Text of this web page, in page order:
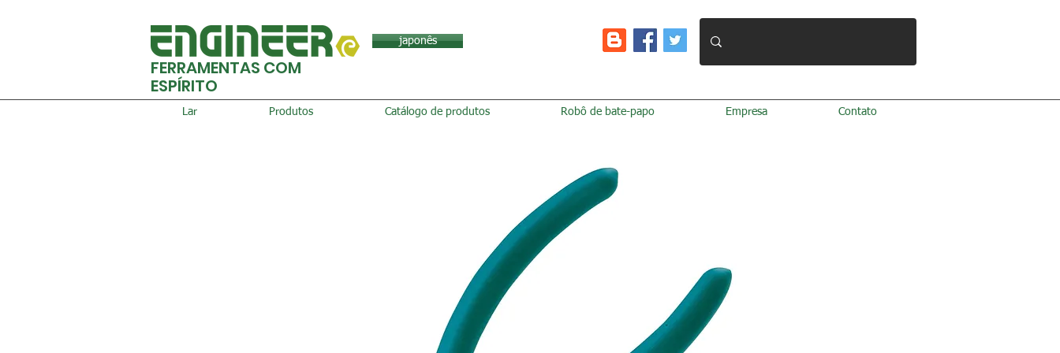
japonês
FERRAMENTAS COM
ESPÍRITO
Lar Produtos Catálogo de produtos Robô de bate-papo Empresa Contato